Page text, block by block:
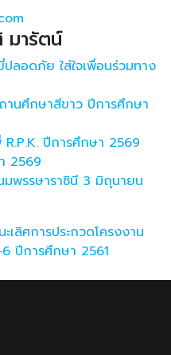
ารัตน์
ลอดภัย ใส่ใจเพื่อนร่วมทาง
านศึกษาสีขาว ปีการศึกษา
ปีการศึกษา 2569
2569
มพรรษาราชินี 3 มิถุนายน
ะเลิศการประกวดโครงงาน
ปีการศึกษา 2561